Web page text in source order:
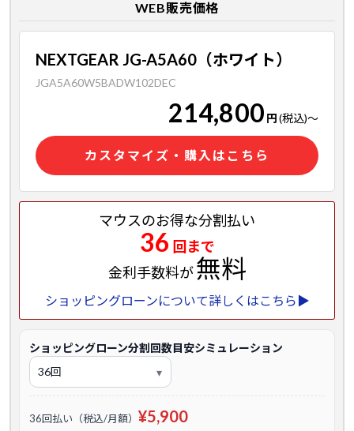
WEB販売価格
NEXTGEAR JG-A5A60（ホワイト）
JGA5A60W5BADW102DEC
214,800 円(税込)～
カスタマイズ・購入はこちら
マウスのお得な分割払い
36 回まで
金利手数料が無料
ショッピングローンについて詳しくはこちら▶
ショッピングローン分割回数目安シミュレーション
36回払い（税込/月額） ¥5,900